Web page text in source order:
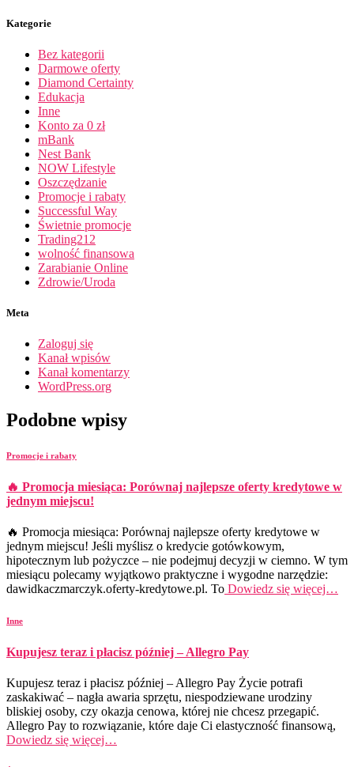
Kategorie
Bez kategorii
Darmowe oferty
Diamond Certainty
Edukacja
Inne
Konto za 0 zł
mBank
Nest Bank
NOW Lifestyle
Oszczędzanie
Promocje i rabaty
Successful Way
Świetnie promocje
Trading212
wolność finansowa
Zarabianie Online
Zdrowie/Uroda
Meta
Zaloguj się
Kanał wpisów
Kanał komentarzy
WordPress.org
Podobne wpisy
Promocje i rabaty
🔥 Promocja miesiąca: Porównaj najlepsze oferty kredytowe w
jednym miejscu!
🔥 Promocja miesiąca: Porównaj najlepsze oferty kredytowe w
jednym miejscu! Jeśli myślisz o kredycie gotówkowym,
hipotecznym lub pożyczce – nie podejmuj decyzji w ciemno. W tym
miesiącu polecamy wyjątkowo praktyczne i wygodne narzędzie:
dawidkaczmarczyk.oferty-kredytowe.pl. To Dowiedz się więcej…
Inne
Kupujesz teraz i płacisz później – Allegro Pay
Kupujesz teraz i płacisz później – Allegro Pay Życie potrafi
zaskakiwać – nagła awaria sprzętu, niespodziewane urodziny
bliskiej osoby, czy okazja cenowa, której nie chcesz przegapić.
Allegro Pay to rozwiązanie, które daje Ci elastyczność finansową,
Dowiedz się więcej…